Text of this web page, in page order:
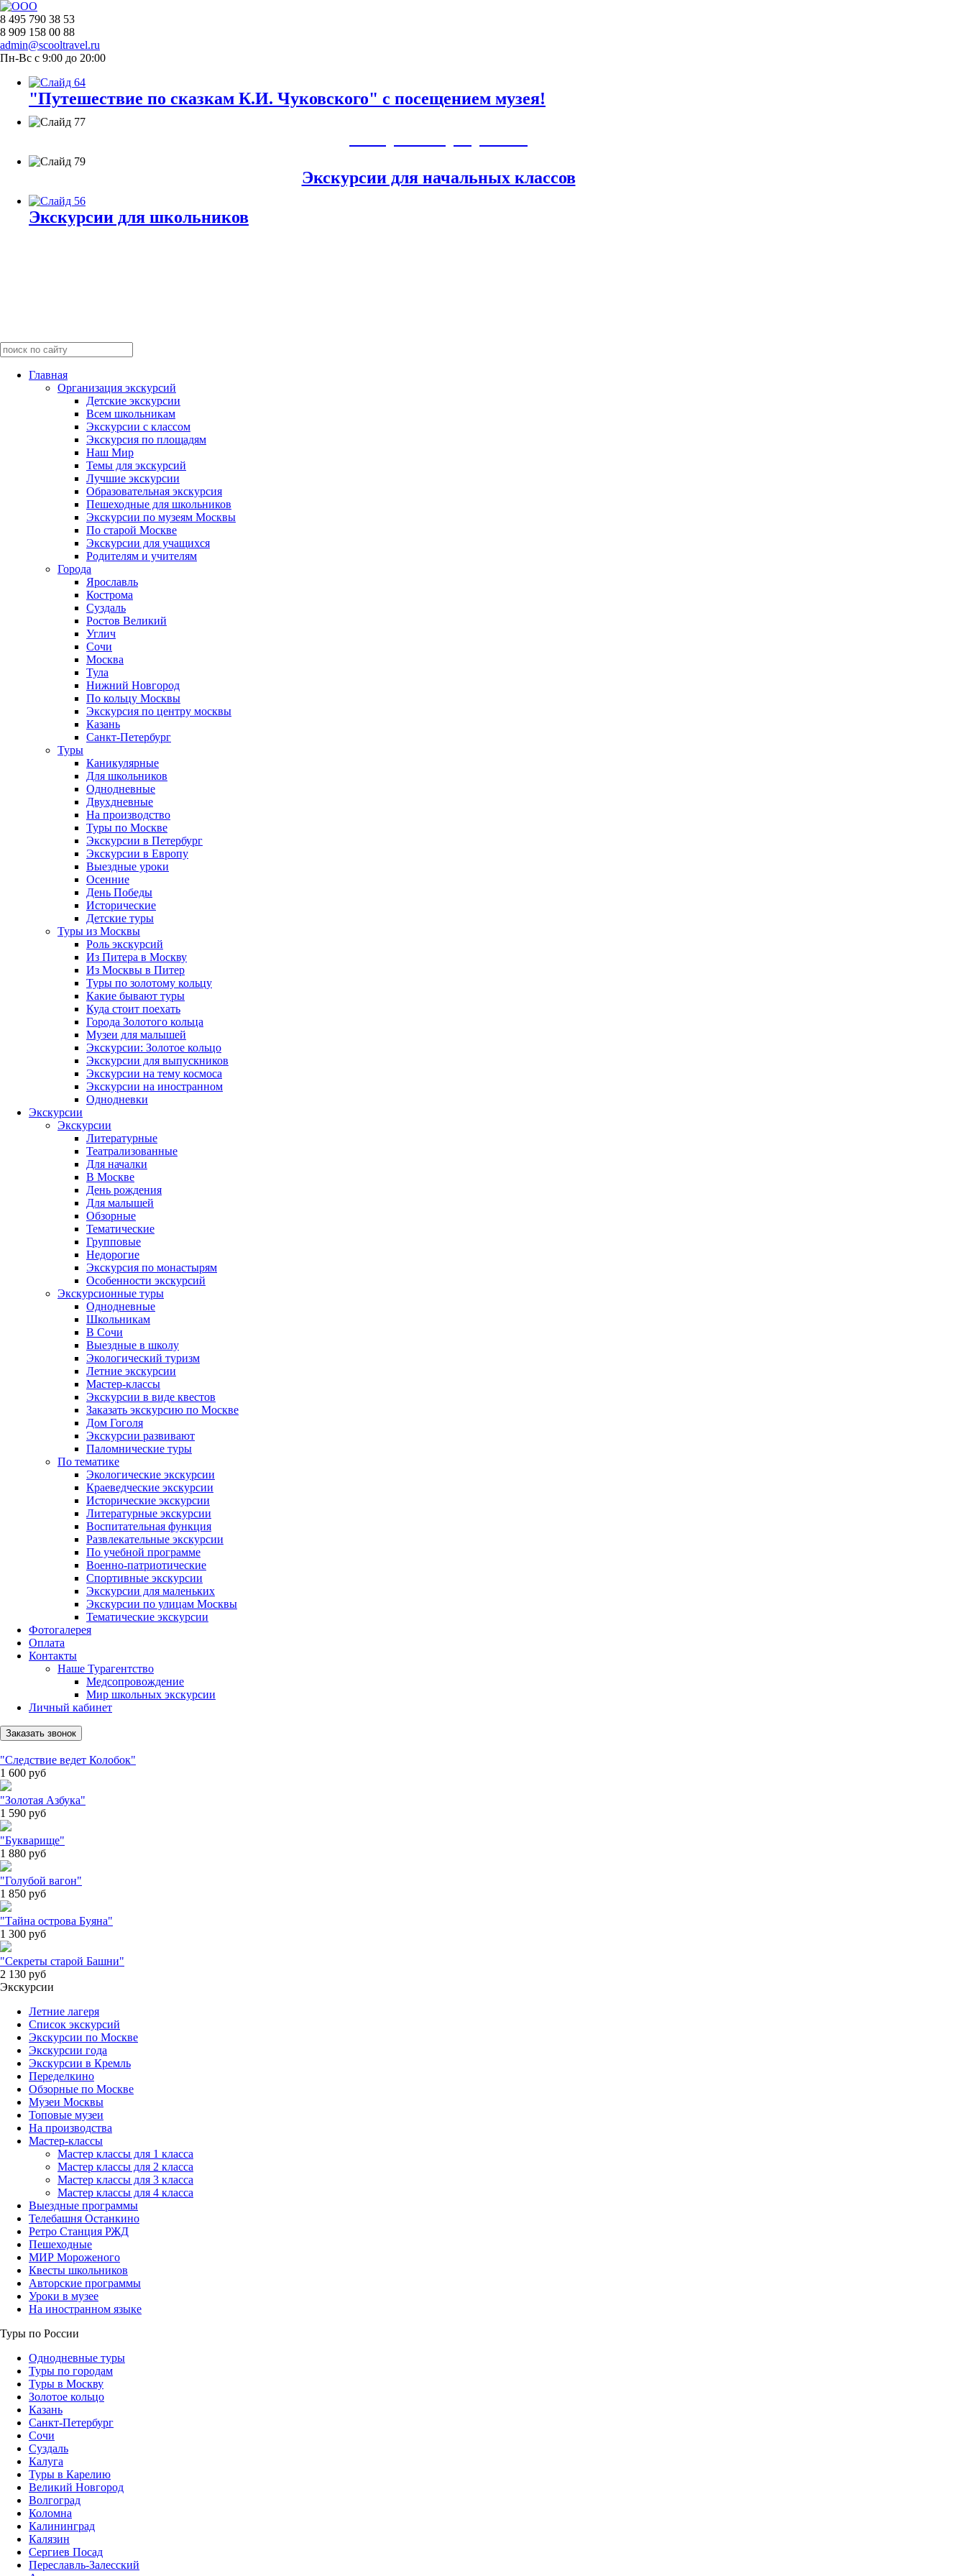
8 495 790 38 53
8 909 158 00 88
admin@scooltravel.ru
Пн-Вс с 9:00 до 20:00
"Путешествие по сказкам К.И. Чуковского" с посещением музея!
Экскурсии для начальных классов
Экскурсии для школьников
Главная
Организация экскурсий
Детские экскурсии
Всем школьникам
Экскурсии c классом
Экскурсия по площадям
Наш Мир
Темы для экскурсий
Лучшие экскурсии
Образовательная экскурсия
Пешеходные для школьников
Экскурсии по музеям Москвы
По старой Москве
Экскурсии для учащихся
Родителям и учителям
Города
Ярославль
Кострома
Суздаль
Ростов Великий
Углич
Сочи
Москва
Тула
Нижний Новгород
По кольцу Москвы
Экскурсия по центру москвы
Казань
Санкт-Петербург
Туры
Каникулярные
Для школьников
Однодневные
Двухдневные
На производство
Туры по Москве
Экскурсии в Петербург
Экскурсии в Европу
Выездные уроки
Осенние
День Победы
Исторические
Детские туры
Туры из Москвы
Роль экскурсий
Из Питера в Москву
Из Москвы в Питер
Туры по золотому кольцу
Какие бывают туры
Куда стоит поехать
Города Золотого кольца
Музеи для малышей
Экскурсии: Золотое кольцо
Экскурсии для выпускников
Экскурсии на тему космоса
Экскурсии на иностранном
Однодневки
Экскурсии
Экскурсии
Литературные
Театрализованные
Для началки
В Москве
День рождения
Для малышей
Обзорные
Тематические
Групповые
Недорогие
Экскурсия по монастырям
Особенности экскурсий
Экскурсионные туры
Однодневные
Школьникам
В Сочи
Выездные в школу
Экологический туризм
Летние экскурсии
Мастер-классы
Экскурсии в виде квестов
Заказать экскурсию по Москве
Дом Гоголя
Экскурсии развивают
Паломнические туры
По тематике
Экологические экскурсии
Краеведческие экскурсии
Исторические экскурсии
Литературные экскурсии
Воспитательная функция
Развлекательные экскурсии
По учебной программе
Военно-патриотические
Спортивные экскурсии
Экскурсии для маленьких
Экскурсии по улицам Москвы
Тематические экскурсии
Фотогалерея
Оплата
Контакты
Наше Турагентство
Медсопровождение
Мир школьных экскурсии
Личный кабинет
Заказать звонок
"Следствие ведет Колобок"
1 600 руб
"Золотая Азбука"
1 590 руб
"Букварище"
1 880 руб
"Голубой вагон"
1 850 руб
"Тайна острова Буяна"
1 300 руб
"Секреты старой Башни"
2 130 руб
Экскурсии
Летние лагеря
Список экскурсий
Экскурсии по Москве
Экскурсии года
Экскурсии в Кремль
Переделкино
Обзорные по Москве
Музеи Москвы
Топовые музеи
На производства
Мастер-классы
Мастер классы для 1 класса
Мастер классы для 2 класса
Мастер классы для 3 класса
Мастер классы для 4 класса
Выездные программы
Телебашня Останкино
Ретро Станция РЖД
Пешеходные
МИР Мороженого
Квесты школьников
Авторские программы
Уроки в музее
На иностранном языке
Туры по России
Однодневные туры
Туры по городам
Туры в Москву
Золотое кольцо
Казань
Санкт-Петербург
Сочи
Суздаль
Калуга
Туры в Карелию
Великий Новгород
Волгоград
Коломна
Калининград
Калязин
Сергиев Посад
Переславль-Залесский